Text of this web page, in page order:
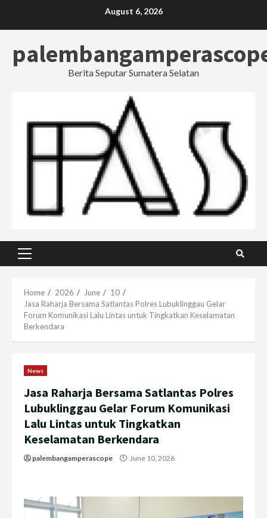
August 6, 2026
Berita Seputar Sumatera Selatan
Primary
Home 2026 June
10
Jasa Raharja Bersama Satlantas Polres Lubuklinggau Gelar
Forum Komunikasi Lalu Lintas untuk Tingkatkan Keselamatan
Berkendara
News
Jasa Raharja Bersama Satlantas Polres
Lubuklinggau Gelar Forum Komunikasi
Lalu Lintas untuk Tingkatkan
Keselamatan Berkendara
palembangamperascope June 10, 2026